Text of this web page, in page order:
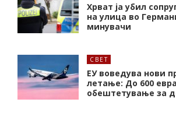
Хрват ја убил
на улица во
минувачи
СВЕТ
ЕУ воведува нови
летање: До 600 евра
обештетување за